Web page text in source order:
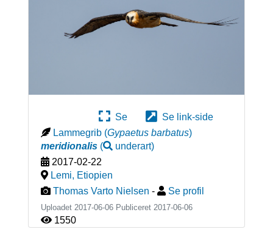
Se
Se link-side
Lammegrib (Gypaetus barbatus)
meridionalis( underart)
2017-02-22
Lemi, Etiopien
Thomas Varto Nielsen - Se profil
Uploadet 2017-06-06 Publiceret 2017-06-06
1550